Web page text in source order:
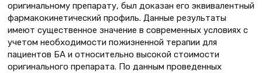
оригинальному препарату, был доказан его эквивалентный
фармакокинетический профиль. Данные результаты
имеют существенное значение в современных условиях с
учетом необходимости пожизненной терапии для
пациентов БА и относительно высокой стоимости
оригинального препарата. По данным проведенных